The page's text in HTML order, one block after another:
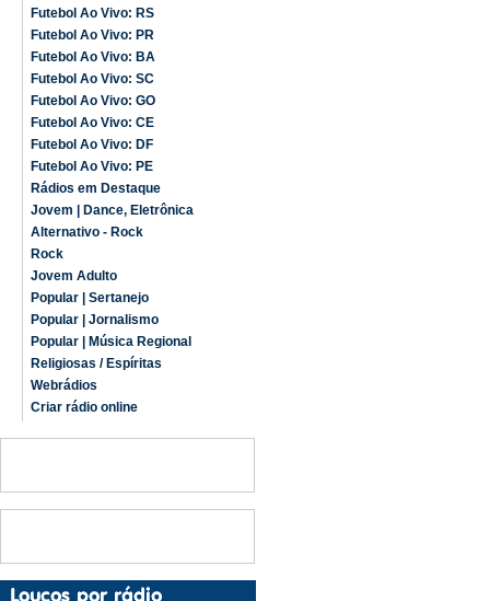
Futebol Ao Vivo: RS
Futebol Ao Vivo: PR
Futebol Ao Vivo: BA
Futebol Ao Vivo: SC
Futebol Ao Vivo: GO
Futebol Ao Vivo: CE
Futebol Ao Vivo: DF
Futebol Ao Vivo: PE
Rádios em Destaque
Jovem | Dance, Eletrônica
Alternativo - Rock
Rock
Jovem Adulto
Popular | Sertanejo
Popular | Jornalismo
Popular | Música Regional
Religiosas / Espíritas
Webrádios
Criar rádio online